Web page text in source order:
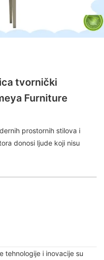
tvornički
Furniture
prostornih stilova i
donosi ljude koji nisu
tehnologije i inovacije su